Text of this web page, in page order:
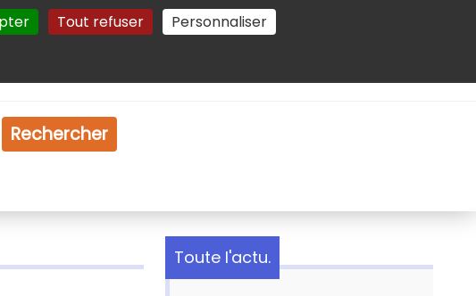
Tout refuser Personnaliser
Plan du site Gestion des cookies
Rechercher
Toute l'actu.